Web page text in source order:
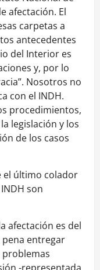
afectación. El
carpetas a
antecedentes
del Interior es
y, por lo
Nosotros no
con el INDH.
procedimientos,
legislación y los
de los casos
el último colador
son
afectación es del
pena entregar